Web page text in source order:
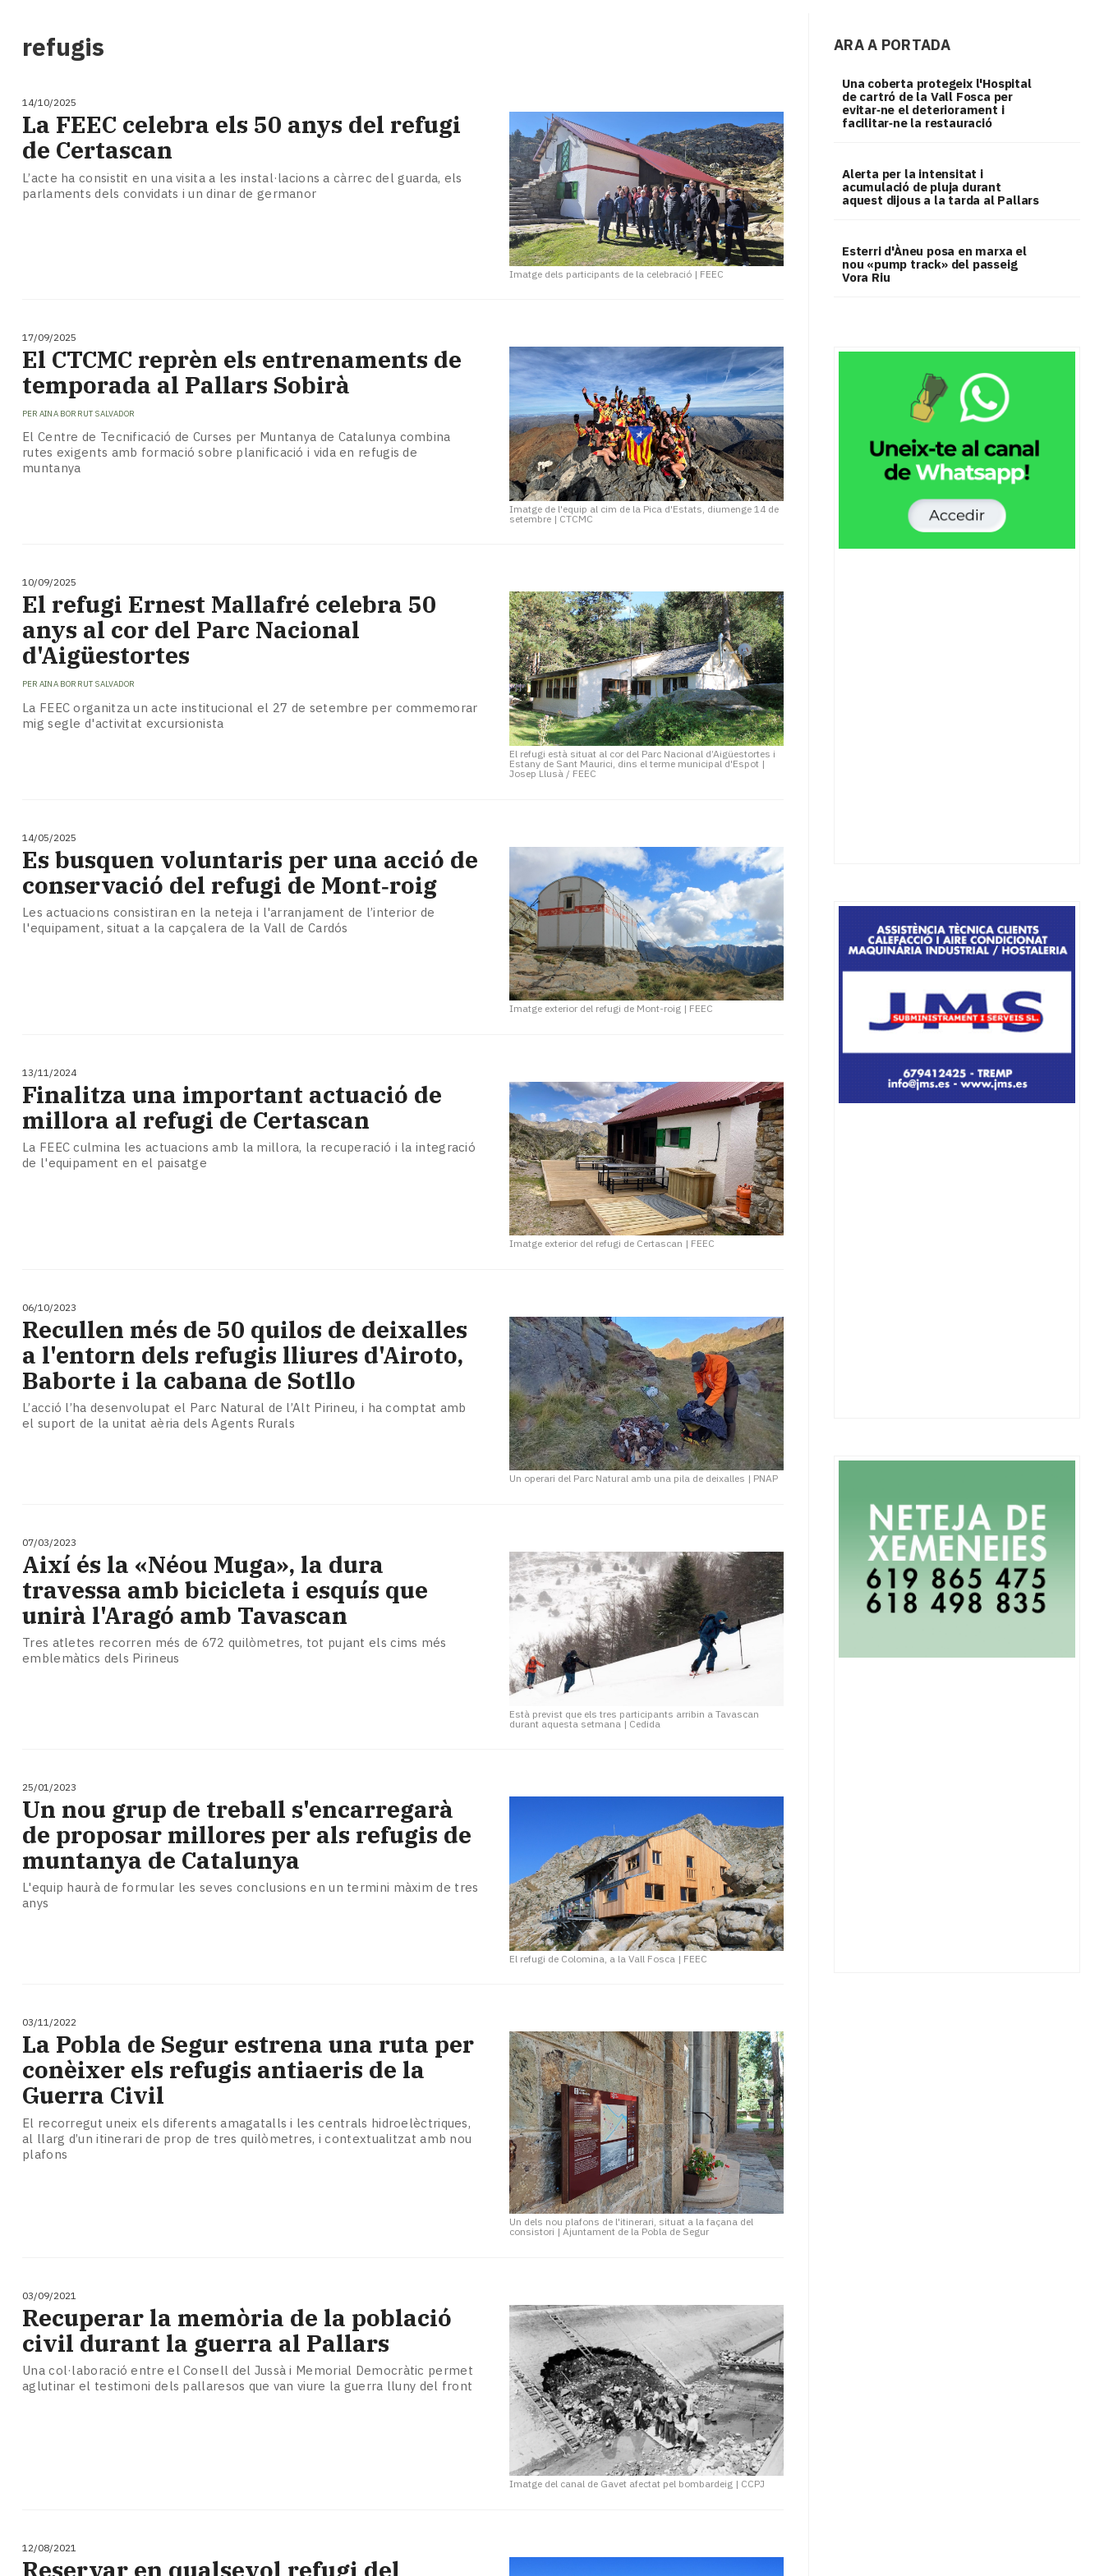
Cultura
tant!
TV
i
mitjans
El
temps
la
teva!
Subscriptors
La
newsletter
del
Pallars
Contingut
refugis
14/10/2025
Imatge dels participants de la celebració | FEEC
La FEEC celebra els 50 anys del refugi
de Certascan
L’acte ha consistit en una visita a les instal·lacions a càrrec del guarda, els
parlaments dels convidats i un dinar de germanor
17/09/2025
Imatge de l'equip al cim de la Pica d'Estats, diumenge 14 de
setembre | CTCMC
El CTCMC reprèn els entrenaments de
temporada al Pallars Sobirà
PER AINA BORRUT SALVADOR
El Centre de Tecnificació de Curses per Muntanya de Catalunya combina
rutes exigents amb formació sobre planificació i vida en refugis de
muntanya
10/09/2025
El refugi està situat al cor del Parc Nacional d’Aigüestortes i
Estany de Sant Maurici, dins el terme municipal d'Espot |
Josep Llusà / FEEC
El refugi Ernest Mallafré celebra 50
anys al cor del Parc Nacional
d'Aigüestortes
PER AINA BORRUT SALVADOR
La FEEC organitza un acte institucional el 27 de setembre per commemorar
mig segle d'activitat excursionista
14/05/2025
Imatge exterior del refugi de Mont-roig | FEEC
Es busquen voluntaris per una acció de
conservació del refugi de Mont‑roig
Les actuacions consistiran en la neteja i l'arranjament de l’interior de
l'equipament, situat a la capçalera de la Vall de Cardós
13/11/2024
Imatge exterior del refugi de Certascan | FEEC
Finalitza una important actuació de
millora al refugi de Certascan
La FEEC culmina les actuacions amb la millora, la recuperació i la integració
de l'equipament en el paisatge
06/10/2023
Un operari del Parc Natural amb una pila de deixalles | PNAP
Recullen més de 50 quilos de deixalles
a l'entorn dels refugis lliures d'Airoto,
Baborte i la cabana de Sotllo
L’acció l’ha desenvolupat el Parc Natural de l’Alt Pirineu, i ha comptat amb
el suport de la unitat aèria dels Agents Rurals
07/03/2023
Està previst que els tres participants arribin a Tavascan
durant aquesta setmana | Cedida
Així és la «Néou Muga», la dura
travessa amb bicicleta i esquís que
unirà l'Aragó amb Tavascan
Tres atletes recorren més de 672 quilòmetres, tot pujant els cims més
emblemàtics dels Pirineus
25/01/2023
El refugi de Colomina, a la Vall Fosca | FEEC
Un nou grup de treball s'encarregarà
de proposar millores per als refugis de
muntanya de Catalunya
L'equip haurà de formular les seves conclusions en un termini màxim de tres
anys
03/11/2022
Un dels nou plafons de l'itinerari, situat a la façana del
consistori |Ajuntament de la Pobla de Segur
La Pobla de Segur estrena una ruta per
conèixer els refugis antiaeris de la
Guerra Civil
El recorregut uneix els diferents amagatalls i les centrals hidroelèctriques,
al llarg d’un itinerari de prop de tres quilòmetres, i contextualitzat amb nou
plafons
03/09/2021
Imatge del canal de Gavet afectat pel bombardeig | CCPJ
Recuperar la memòria de la població
civil durant la guerra al Pallars
Una col·laboració entre el Consell del Jussà i Memorial Democràtic permet
aglutinar el testimoni dels pallaresos que van viure la guerra lluny del front
12/08/2021
​Reservar en qualsevol refugi del
ARA A PORTADA
Una coberta protegeix l'Hospital
de cartró de la Vall Fosca per
evitar‑ne el deteriorament i
facilitar‑ne la restauració
Alerta per la intensitat i
acumulació de pluja durant
aquest dijous a la tarda al Pallars
Esterri d'Àneu posa en marxa el
nou «pump track» del passeig
Vora Riu